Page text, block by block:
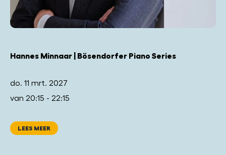
Hannes Minnaar | Bösendorfer Piano Series
do. 11 mrt. 2027
van 20:15 - 22:15
LEES MEER